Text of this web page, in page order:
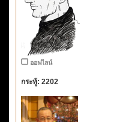
ออฟไลน์
กระทู้: 2202